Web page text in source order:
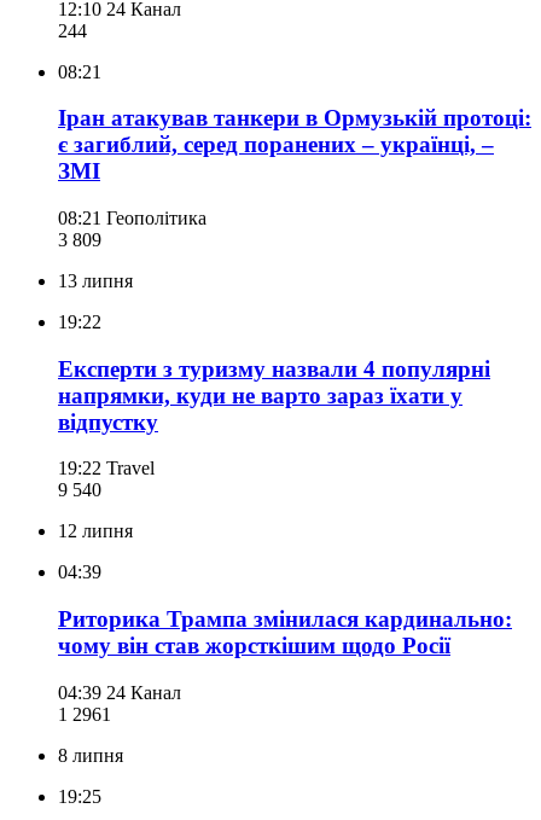
12:10 24 Канал
244
08:21
Іран атакував танкери в Ормузькій протоці:
є загиблий, серед поранених – українці, –
ЗМІ
08:21 Геополітика
3 809
13 липня
19:22
Експерти з туризму назвали 4 популярні
напрямки, куди не варто зараз їхати у
відпустку
19:22 Travel
9 540
12 липня
04:39
Риторика Трампа змінилася кардинально:
чому він став жорсткішим щодо Росії
04:39 24 Канал
1 2961
8 липня
19:25